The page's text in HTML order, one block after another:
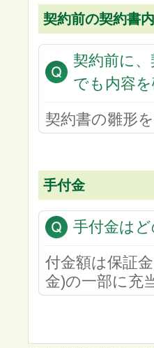
契約前の契約書
契約前に
でも内容
契約書の雛形
手付金
手付金は
付金額は保証
金)の一部に充